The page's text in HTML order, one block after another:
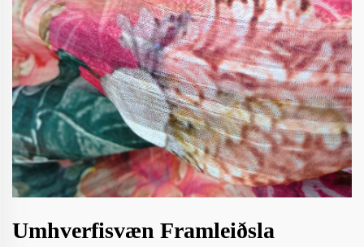
Umhverfisvæn Framleiðsla